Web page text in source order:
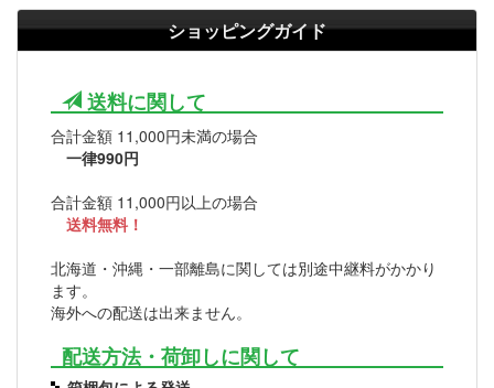
ショッピングガイド
送料に関して
合計金額 11,000円未満の場合
一律990円
合計金額 11,000円以上の場合
送料無料！
北海道・沖縄・一部離島に関しては別途中継料がかかり
ます。
海外への配送は出来ません。
配送方法・荷卸しに関して